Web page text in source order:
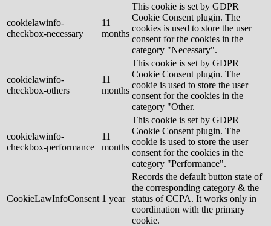
cookielawinfo-
checkbox-necessary
11
months
This cookie is set by GDPR
Cookie Consent plugin. The
cookies is used to store the user
consent for the cookies in the
category "Necessary".
cookielawinfo-
checkbox-others
11
months
This cookie is set by GDPR
Cookie Consent plugin. The
cookie is used to store the user
consent for the cookies in the
category "Other.
cookielawinfo-
checkbox-performance
11
months
This cookie is set by GDPR
Cookie Consent plugin. The
cookie is used to store the user
consent for the cookies in the
category "Performance".
CookieLawInfoConsent 1 year
Records the default button state of
the corresponding category & the
status of CCPA. It works only in
coordination with the primary
cookie.